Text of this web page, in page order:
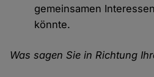
gemeinsamen
könnte.
Was sagen Sie in Richtung